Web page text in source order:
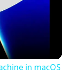
in macOS